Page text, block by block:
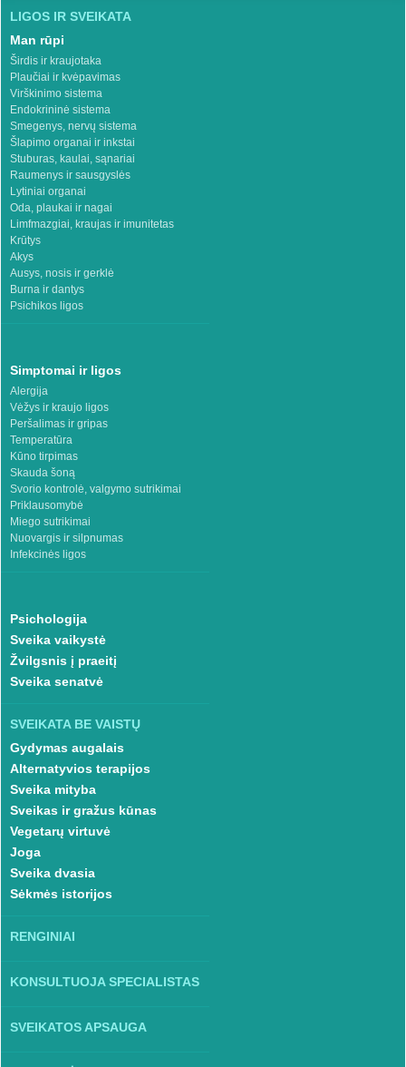
LIGOS IR SVEIKATA
Man rūpi
Širdis ir kraujotaka
Plaučiai ir kvėpavimas
Virškinimo sistema
Endokrininė sistema
Smegenys, nervų sistema
Šlapimo organai ir inkstai
Stuburas, kaulai, sąnariai
Raumenys ir sausgyslės
Lytiniai organai
Oda, plaukai ir nagai
Limfmazgiai, kraujas ir imunitetas
Krūtys
Akys
Ausys, nosis ir gerklė
Burna ir dantys
Psichikos ligos
Simptomai ir ligos
Alergija
Vėžys ir kraujo ligos
Peršalimas ir gripas
Temperatūra
Kūno tirpimas
Skauda šoną
Svorio kontrolė, valgymo sutrikimai
Priklausomybė
Miego sutrikimai
Nuovargis ir silpnumas
Infekcinės ligos
Psichologija
Sveika vaikystė
Žvilgsnis į praeitį
Sveika senatvė
SVEIKATA BE VAISTŲ
Gydymas augalais
Alternatyvios terapijos
Sveika mityba
Sveikas ir gražus kūnas
Vegetarų virtuvė
Joga
Sveika dvasia
Sėkmės istorijos
RENGINIAI
KONSULTUOJA SPECIALISTAS
SVEIKATOS APSAUGA